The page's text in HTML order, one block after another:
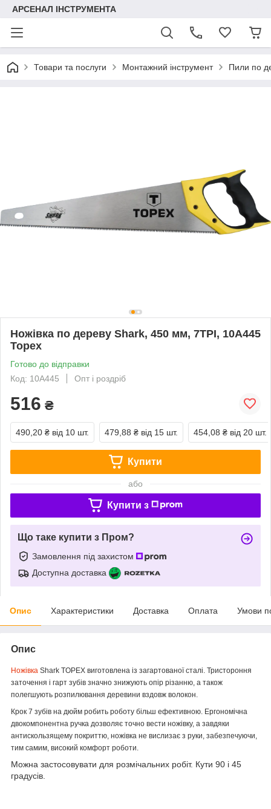
АРСЕНАЛ ІНСТРУМЕНТА
Товари та послуги Монтажний інструмент Пили по
Ножівка по дереву Shark, 450 мм, 7TPI, 10A445
Topex
Готово до відправки
Код: 10A445
Опт і роздріб
516 ₴
490,20 ₴ від 10 шт. 479,88 ₴ від 15 шт. 454,08 ₴ від 20 шт.
Купити
або
Купити з
Що таке купити з Пром?
Замовлення під захистом
Доступна доставка
Опис Характеристики Доставка Оплата Умови
Опис
Ножівка Shark TOPEX виготовлена із загартованої сталі. Тристороння
заточення і гарт зубів значно знижують опір різанню, а також
полегшують розпилювання деревини вздовж волокон.
Крок 7 зубів на дюйм робить роботу більш ефективною. Ергономічна
двокомпонентна ручка дозволяє точно вести ножівку, а завдяки
антискользящему покриттю, ножівка не вислизає з руки, забезпечуючи,
тим самим, високий комфорт роботи.
Можна застосовувати для розмічальних робіт. Кути 90 і 45
градусів.